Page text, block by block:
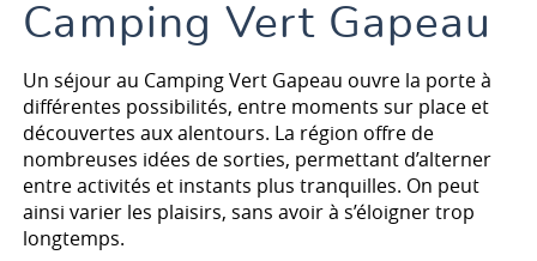
Camping Vert Gapeau
Un séjour au Camping Vert Gapeau ouvre la porte à
différentes possibilités, entre moments sur place et
découvertes aux alentours. La région offre de
nombreuses idées de sorties, permettant d’alterner
entre activités et instants plus tranquilles. On peut
ainsi varier les plaisirs, sans avoir à s’éloigner trop
longtemps.